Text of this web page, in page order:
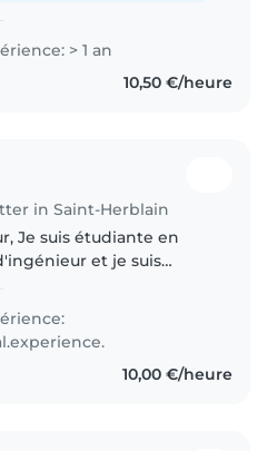
> 1 an
10,50 €/heure
in Saint-Herblain
Je suis étudiante en
et je suis
ou Nantes. J'ai plusieurs
en garde d'enfants
âges et cela me..
10,00 €/heure